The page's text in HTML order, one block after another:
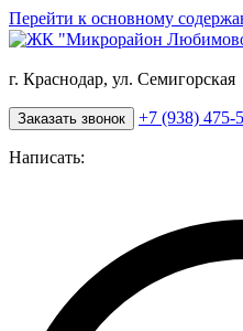
Перейти к основному
г. Краснодар, ул. Семигорская
Заказать звонок +7 (938) 475-
Написать: